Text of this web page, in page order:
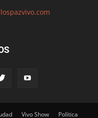
Vivo Show Política